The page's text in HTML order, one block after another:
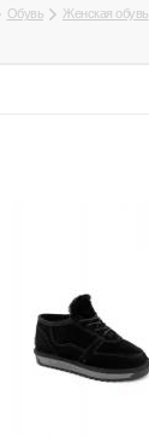
Обувь Женская обувь